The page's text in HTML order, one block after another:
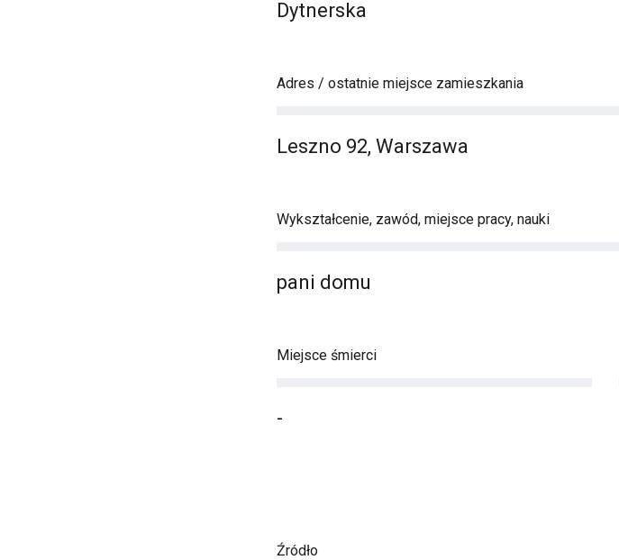
Dytnerska
Adres / ostatnie miejsce zamieszkania
Leszno 92, Warszawa
Wykształcenie, zawód, miejsce pracy, nauki
pani domu
Miejsce śmierci
-
Źródło